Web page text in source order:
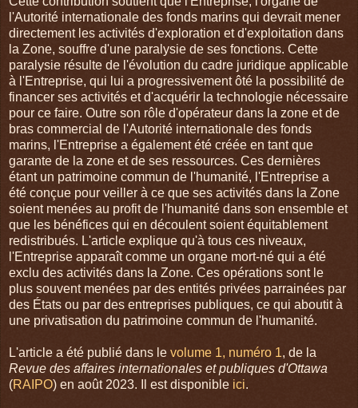
l'Autorité internationale des fonds marins qui devrait mener
directement les activités d'exploration et d'exploitation dans
la Zone, souffre d'une paralysie de ses fonctions. Cette
paralysie résulte de l'évolution du cadre juridique applicable
à l'Entreprise, qui lui a progressivement ôté la possibilité de
financer ses activités et d'acquérir la technologie nécessaire
pour ce faire. Outre son rôle d'opérateur dans la zone et de
bras commercial de l'Autorité internationale des fonds
marins, l'Entreprise a également été créée en tant que
garante de la zone et de ses ressources. Ces dernières
étant un patrimoine commun de l'humanité, l'Entreprise a
été conçue pour veiller à ce que ses activités dans la Zone
soient menées au profit de l'humanité dans son ensemble et
que les bénéfices qui en découlent soient équitablement
redistribués. L'article explique qu'à tous ces niveaux,
l'Entreprise apparaît comme un organe mort-né qui a été
exclu des activités dans la Zone. Ces opérations sont le
plus souvent menées par des entités privées parrainées par
des États ou par des entreprises publiques, ce qui aboutit à
une privatisation du patrimoine commun de l'humanité.
L'article a été publié dans le volume 1, numéro 1, de la
Revue des affaires internationales et publiques d'Ottawa
(RAIPO) en août 2023. Il est disponible ici.